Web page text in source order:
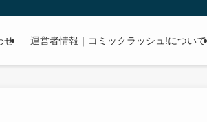
せ 運営者情報｜コミックラッシュ!について